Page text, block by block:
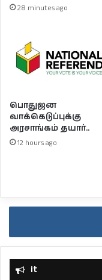
28 minutes ago
பொதுஜன
வாக்கெடுப்புக்கு
அரசாங்கம் தயார்..
12 hours ago
it